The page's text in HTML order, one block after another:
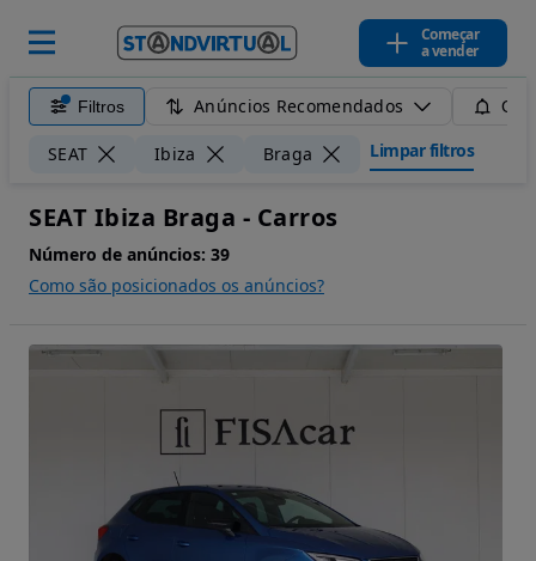
Começar
a vender
Filtros Anúncios Recomendados
SEAT Ibiza Braga Limpar filtros
SEAT Ibiza Braga - Carros
Número de anúncios: 39
Como são posicionados os anúncios?